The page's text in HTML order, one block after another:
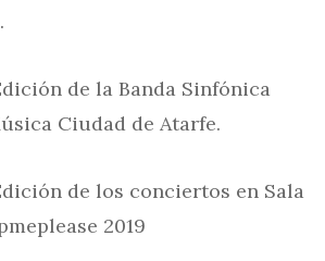
de la Banda Sinfónica
Ciudad de Atarfe.
de los conciertos en Sala
2019